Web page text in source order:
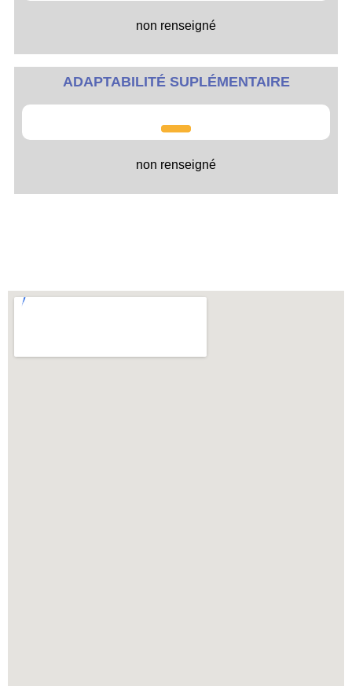
non renseigné
ADAPTABILITÉ SUPLÉMENTAIRE
non renseigné